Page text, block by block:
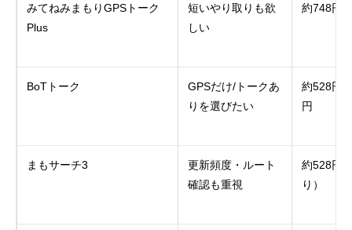
みてねみまもりGPSトーク
Plus
短いやり取りも欲
しい
約748円
BoTトーク
GPSだけ/トークあ
りを選びたい
約528円
円
まもサーチ3
更新頻度・ルート
確認も重視
約528円
り）